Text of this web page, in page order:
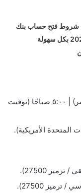
شروط فتح حساب بنك
امدرمان الوطني 2025 بكل سهولة
٤:٠٠ صباحًا (توقيت السعودية ومصر) | ٥:٠٠ صباحًا (توقيت
المتحدة الأمريكية).